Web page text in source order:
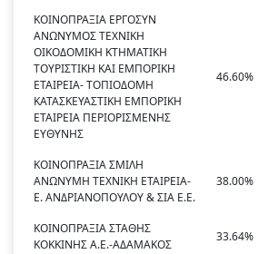
ΚΟΙΝΟΠΡΑΞΙΑ ΕΡΓΟΣΥΝ
ΑΝΩΝΥΜΟΣ ΤΕΧΝΙΚΗ
ΟΙΚΟΔΟΜΙΚΗ ΚΤΗΜΑΤΙΚΗ
ΤΟΥΡΙΣΤΙΚΗ ΚΑΙ ΕΜΠΟΡΙΚΗ
ΕΤΑΙΡΕΙΑ- ΤΟΠΙΟΔΟΜΗ
ΚΑΤΑΣΚΕΥΑΣΤΙΚΗ ΕΜΠΟΡΙΚΗ
ΕΤΑΙΡΕΙΑ ΠΕΡΙΟΡΙΣΜΕΝΗΣ
ΕΥΘΥΝΗΣ
46.60%
ΚΟΙΝΟΠΡΑΞΙΑ ΣΜΙΛΗ
ΑΝΩΝΥΜΗ ΤΕΧΝΙΚΗ ΕΤΑΙΡΕΙΑ-
Ε. ΑΝΔΡΙΑΝΟΠΟΥΛΟΥ & ΣΙΑ Ε.Ε.
38.00%
ΚΟΙΝΟΠΡΑΞΙΑ ΣΤΑΘΗΣ
ΚΟΚΚΙΝΗΣ Α.Ε.-ΑΔΑΜΑΚΟΣ
33.64%